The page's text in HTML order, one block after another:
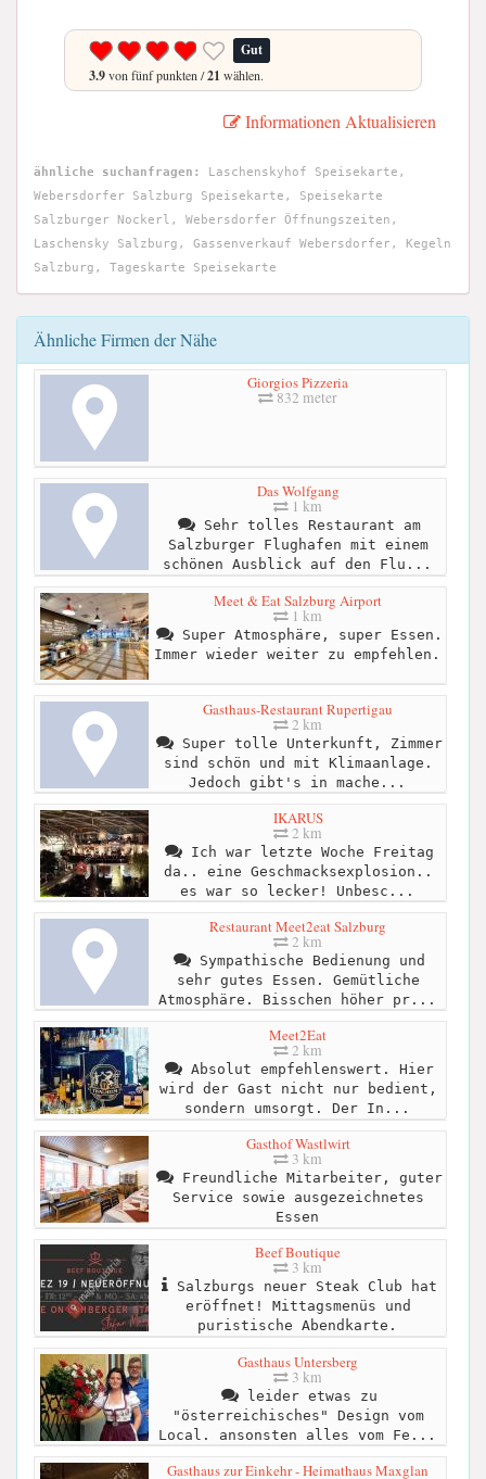
Gut
3.9von fünf punkten /21 wählen.
Informationen Aktualisieren
ähnliche suchanfragen:
Laschenskyhof Speisekarte,
Webersdorfer Salzburg Speisekarte, Speisekarte
Salzburger Nockerl, Webersdorfer Öffnungszeiten,
Laschensky Salzburg, Gassenverkauf Webersdorfer, Kegeln
Salzburg, Tageskarte Speisekarte
Ähnliche Firmen der Nähe
Giorgios Pizzeria
832 meter
Das Wolfgang
1 km
Sehr tolles Restaurant am
Salzburger Flughafen mit einem
schönen Ausblick auf den Flu...
Meet & Eat Salzburg Airport
1 km
Super Atmosphäre, super Essen.
Immer wieder weiter zu empfehlen.
Gasthaus-Restaurant Rupertigau
2 km
Super tolle Unterkunft, Zimmer
sind schön und mit Klimaanlage.
Jedoch gibt's in mache...
IKARUS
2 km
Ich war letzte Woche Freitag
da.. eine Geschmacksexplosion..
es war so lecker! Unbesc...
Restaurant Meet2eat Salzburg
2 km
Sympathische Bedienung und
sehr gutes Essen. Gemütliche
Atmosphäre. Bisschen höher pr...
Meet2Eat
2 km
Absolut empfehlenswert. Hier
wird der Gast nicht nur bedient,
sondern umsorgt. Der In...
Gasthof Wastlwirt
3 km
Freundliche Mitarbeiter, guter
Service sowie ausgezeichnetes
Essen
Beef Boutique
3 km
Salzburgs neuer Steak Club hat
eröffnet! Mittagsmenüs und
puristische Abendkarte.
Gasthaus Untersberg
3 km
leider etwas zu
"österreichisches" Design vom
Local. ansonsten alles vom Fe...
Gasthaus zur Einkehr - Heimathaus Maxglan